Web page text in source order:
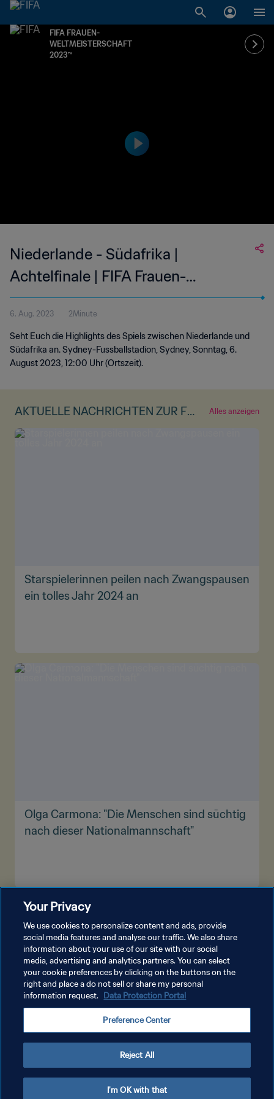
FIFA FRAUEN-
WELTMEISTERSCHAFT
2023™
Niederlande - Südafrika |
Achtelfinale | FIFA Frauen-
Weltmeisterschaft Australien &
Neuseeland 2023™ | Highlights
6. Aug. 2023 2Minute
Seht Euch die Highlights des Spiels zwischen Niederlande und
Südafrika an. Sydney-Fussballstadion, Sydney, Sonntag, 6.
August 2023, 12:00 Uhr (Ortszeit).
AKTUELLE NACHRICHTEN ZUR FR
AUEN-WM
Alles anzeigen
Starspielerinnen peilen nach Zwangspausen
ein tolles Jahr 2024 an
Olga Carmona: "Die Menschen sind süchtig
nach dieser Nationalmannschaft"
DATENSCHUTZ
NUTZUNGSBEDINGUNGEN
COOKIE-EINSTELLUNGEN VERWALTEN
Copyright © 1994 - 2026 FIFA. Alle Rechte vorbehalten.
Your Privacy
We use cookies to personalize content and ads, provide
social media features and analyse our traffic. We also share
information about your use of our site with our social
media, advertising and analytics partners. You can select
your cookie preferences by clicking on the buttons on the
right and place a do not sell or share my personal
information request. Data Protection Portal
Preference Center
Reject All
I'm OK with that